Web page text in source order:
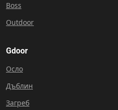
Boss
Outdoor
Gdoor
Осло
Дъблин
Загреб